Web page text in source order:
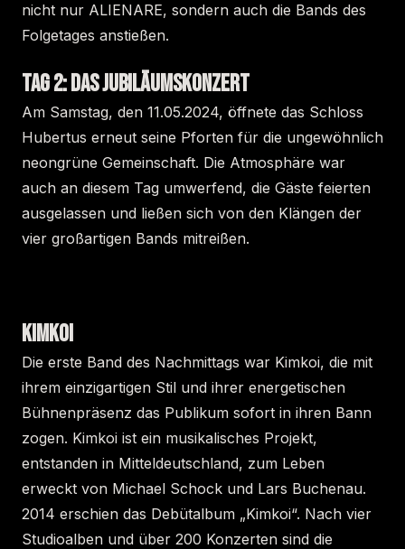
nicht nur ALIENARE, sondern auch die Bands des
Folgetages anstießen.
TAG 2: DAS JUBILÄUMSKONZERT
Am Samstag, den 11.05.2024, öffnete das Schloss
Hubertus erneut seine Pforten für die ungewöhnlich
neongrüne Gemeinschaft. Die Atmosphäre war
auch an diesem Tag umwerfend, die Gäste feierten
ausgelassen und ließen sich von den Klängen der
vier großartigen Bands mitreißen.
KIMKOI
Die erste Band des Nachmittags war Kimkoi, die mit
ihrem einzigartigen Stil und ihrer energetischen
Bühnenpräsenz das Publikum sofort in ihren Bann
zogen. Kimkoi ist ein musikalisches Projekt,
entstanden in Mitteldeutschland, zum Leben
erweckt von Michael Schock und Lars Buchenau.
2014 erschien das Debütalbum „Kimkoi“. Nach vier
Studioalben und über 200 Konzerten sind die